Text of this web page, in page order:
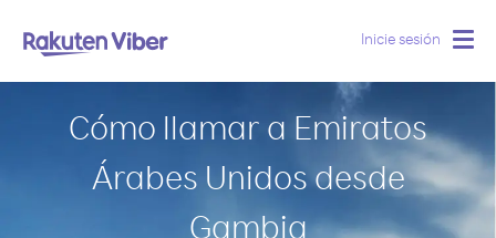
Inicie sesión
Cómo llamar a Emiratos
Árabes Unidos desde
Gambia